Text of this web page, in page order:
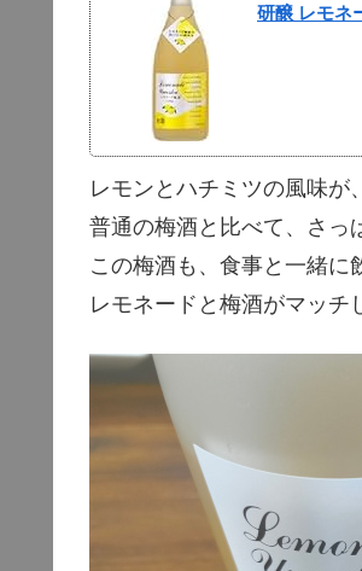
研醸 レモ
レモンとハチミツの風味が
普通の梅酒と比べて、さっ
この梅酒も、食事と一緒に
レモネードと梅酒がマッチ